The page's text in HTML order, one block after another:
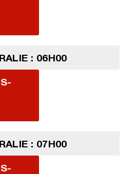
: 06H00
: 07H00